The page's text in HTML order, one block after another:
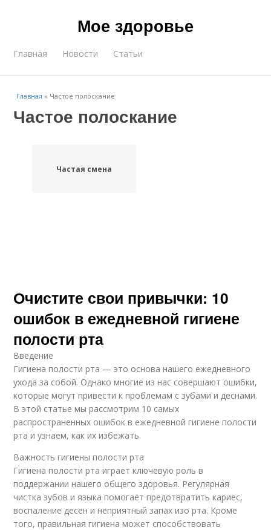
Мое здоровье
Главная Новости Статьи
Главная » Частое полоскание
Частое полоскание
Частая смена
Очистите свои привычки: 10
ошибок в ежедневной гигиене
полости рта
Введение
Гигиена полости рта — это основа нашего ежедневного
ухода за собой. Однако многие из нас совершают ошибки,
которые могут привести к проблемам с зубами и деснами.
В этой статье мы рассмотрим 10 самых
распространенных ошибок в ежедневной гигиене полости
рта и узнаем, как их избежать.
Важность гигиены полости рта
Гигиена полости рта играет ключевую роль в
поддержании нашего общего здоровья. Регулярная
чистка зубов и языка помогает предотвратить кариес,
воспаление десен и неприятный запах изо рта. Кроме
того, правильная гигиена может способствовать